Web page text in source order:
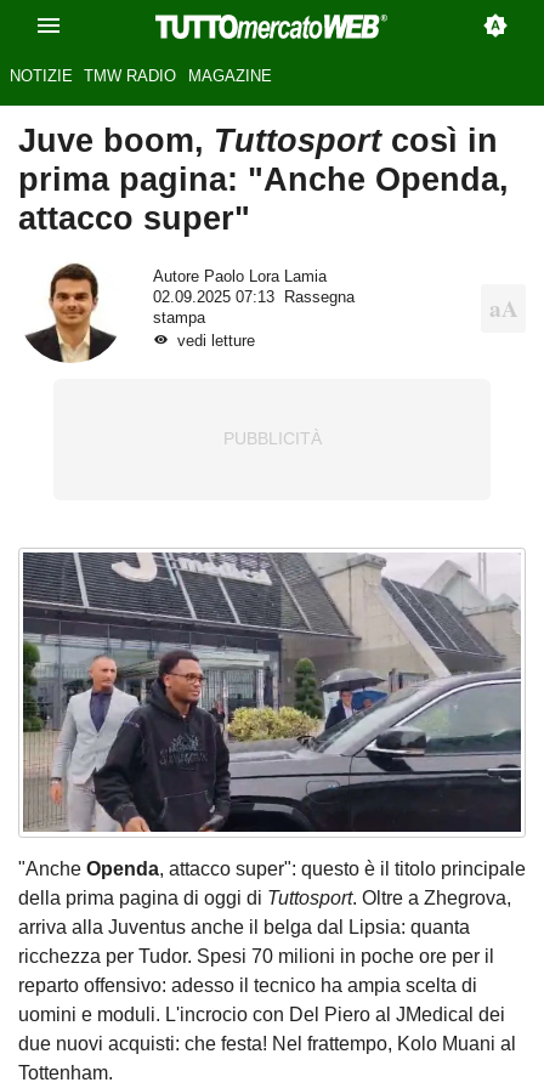
NOTIZIE TMW RADIO MAGAZINE
Juve boom, Tuttosportcosì in
prima pagina: "Anche Openda,
attacco super"
Autore Paolo Lora Lamia
02.09.2025 07:13
Rassegna
stampa
vedi letture
"Anche Openda, attacco super": questo è il titolo principale
della prima pagina di oggi di Tuttosport. Oltre a Zhegrova,
arriva alla Juventus anche il belga dal Lipsia: quanta
ricchezza per Tudor. Spesi 70 milioni in poche ore per il
reparto offensivo: adesso il tecnico ha ampia scelta di
uomini e moduli. L'incrocio con Del Piero al JMedical dei
due nuovi acquisti: che festa! Nel frattempo, Kolo Muani al
Tottenham.